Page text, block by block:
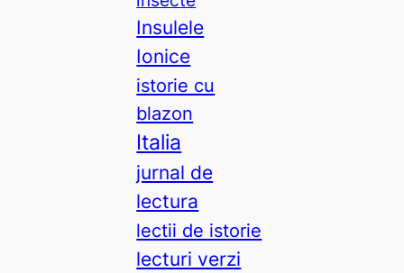
Insulele
Ionice
istorie cu
blazon
Italia
jurnal de
lectura
lectii de istorie
lecturi verzi